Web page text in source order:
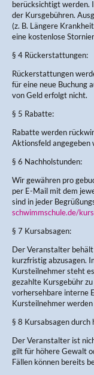
berücksichtigt werden.
der Kursgebühren.
(z. B. Längere
eine kostenlose
§ 4 Rückerstattungen:
Rückerstattungen
für eine neue Buchung
von Geld erfolgt nicht.
§ 5 Rabatte:
Rabatte werden
Aktionsfeld angegeben
§ 6 Nachholstunden:
Wir gewähren pro
per E-Mail mit dem
sind in jeder
schwimmschule.de/
§ 7 Kursabsagen:
Der Veranstalter
kurzfristig abzusagen.
Kursteilnehmer steht
gezahlte Kursgebühr
vorhersehbare interne
Kursteilnehmer
§ 8 Kursabsagen durch
Der Veranstalter ist
gilt für höhere Gewalt
Fällen können bereits